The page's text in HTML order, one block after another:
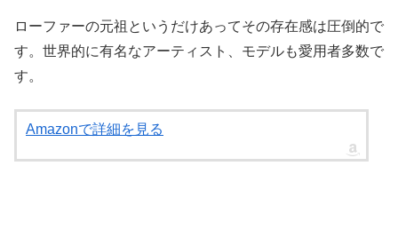
ローファーの元祖というだけあってその存在感は圧倒的で
す。世界的に有名なアーティスト、モデルも愛用者多数で
す。
Amazonで詳細を見る